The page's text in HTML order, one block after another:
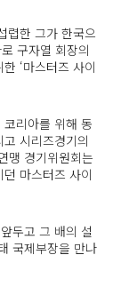
렵한 그가 한국으
구자열 회장의
‘마스터즈 사이
리아를 위해 동
시리즈경기의
맹 경기위원회는
마스터즈 사이
두고 그 배의 설
국제부장을 만나